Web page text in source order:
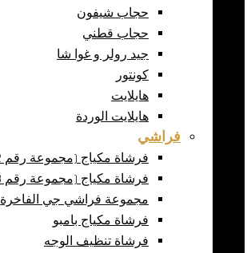
حجاب شيفون
حجاب قطني
جيد رولر و غوا شا
كونتور
هايلايت
هايلايت الوردة
فراشي
فرشاة مكياج (مجموعة رقم 2)
فرشاة مكياج (مجموعة رقم 3)
مجموعة فراشي جي الفاخرة
فرشاة مكياج بامبو
فرشاة تنظيف الوجه